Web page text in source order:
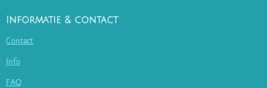
Informatie & contact
Contact
Info
FAQ